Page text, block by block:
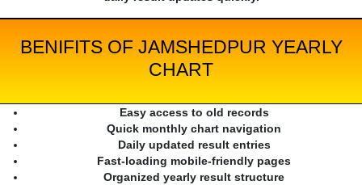
BENIFITS OF JAMSHEDPUR YEARLY
CHART
Easy access to old records
Quick monthly chart navigation
Daily updated result entries
Fast-loading mobile-friendly pages
Organized yearly result structure